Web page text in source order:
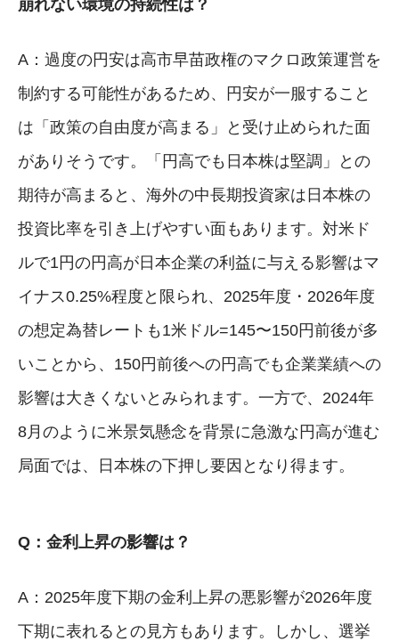
崩れない環境の持続性は？
A：過度の円安は高市早苗政権のマクロ政策運営を
制約する可能性があるため、円安が一服すること
は「政策の自由度が高まる」と受け止められた面
がありそうです。「円高でも日本株は堅調」との
期待が高まると、海外の中長期投資家は日本株の
投資比率を引き上げやすい面もあります。対米ド
ルで1円の円高が日本企業の利益に与える影響はマ
イナス0.25%程度と限られ、2025年度・2026年度
の想定為替レートも1米ドル=145〜150円前後が多
いことから、150円前後への円高でも企業業績への
影響は大きくないとみられます。一方で、2024年
8月のように米景気懸念を背景に急激な円高が進む
局面では、日本株の下押し要因となり得ます。
Q：金利上昇の影響は？
A：2025年度下期の金利上昇の悪影響が2026年度
下期に表れるとの見方もあります。しかし、選挙